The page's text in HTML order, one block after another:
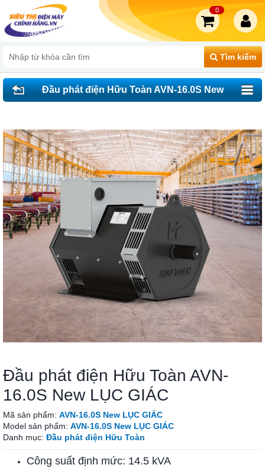
Tìm kiếm
0
Đầu phát điện Hữu Toàn AVN-16.0S New
Đầu phát điện Hữu Toàn AVN-
16.0S New LỤC GIÁC
Mã sản phẩm: AVN-16.0S New LỤC GIÁC
Model sản phẩm: AVN-16.0S New LỤC GIÁC
Danh mục: Đầu phát điện Hữu Toàn
Công suất định mức: 14.5 kVA